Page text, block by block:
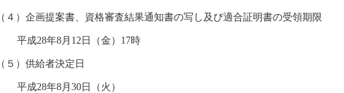
（４）企画提案書、資格審査結果通知書の写し及び適合証明書の受領期限
平成28年8月12日（金）17時
（５）供給者決定日
平成28年8月30日（火）